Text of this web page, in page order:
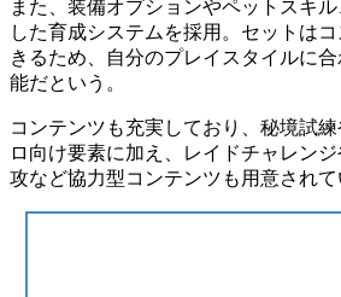
また、装備オプションやペットスキ
した育成システムを採用。セットは
きるため、
自分のプレイスタイルに
能だという。
コンテンツも充実しており、秘境試
ロ向け要素に加え、レイドチャレン
攻など協力型コンテンツ も用意されて